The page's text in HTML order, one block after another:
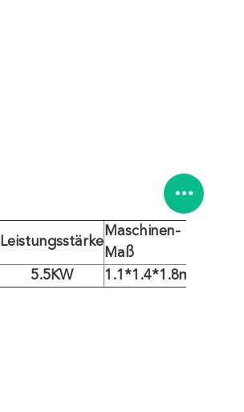
Leistungsstärke
Maschinen-
Maß
5.5KW 1.1*1.4*1.8m